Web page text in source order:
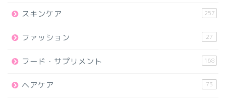
スキンケア 257
ファッション 27
フード・サプリメント 168
ヘアケア 73